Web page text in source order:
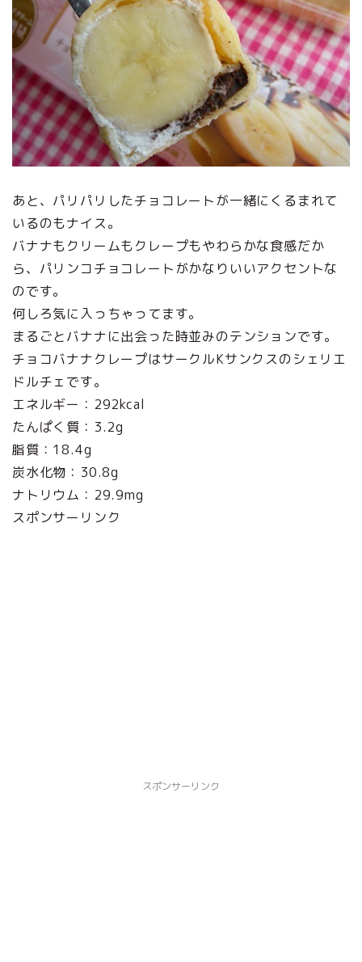
あと、パリパリしたチョコレートが一緒にくるまれて
いるのもナイス。
バナナもクリームもクレープもやわらかな食感だか
ら、パリンコチョコレートがかなりいいアクセントな
のです。
何しろ気に入っちゃってます。
まるごとバナナに出会った時並みのテンションです。
チョコバナナクレープはサークルKサンクスのシェリエ
ドルチェです。
エネルギー：292kcal
たんぱく質：3.2g
脂質：18.4g
炭水化物：30.8g
ナトリウム：29.9mg
スポンサーリンク
スポンサーリンク